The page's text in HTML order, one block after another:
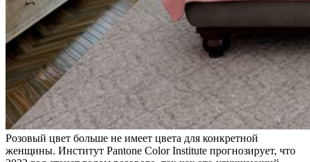
Розовый цвет больше не имеет цвета для конкретной
женщины. Институт Pantone Color Institute прогнозирует, что